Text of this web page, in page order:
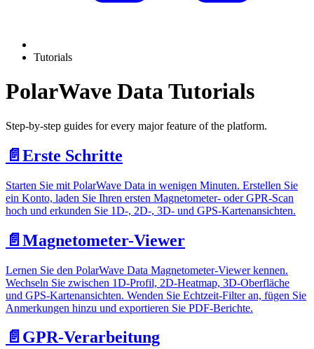
Tutorials
PolarWave Data Tutorials
Step-by-step guides for every major feature of the platform.
📄️ Erste Schritte
Starten Sie mit PolarWave Data in wenigen Minuten. Erstellen Sie
ein Konto, laden Sie Ihren ersten Magnetometer- oder GPR-Scan
hoch und erkunden Sie 1D-, 2D-, 3D- und GPS-Kartenansichten.
📄️ Magnetometer-Viewer
Lernen Sie den PolarWave Data Magnetometer-Viewer kennen.
Wechseln Sie zwischen 1D-Profil, 2D-Heatmap, 3D-Oberfläche
und GPS-Kartenansichten. Wenden Sie Echtzeit-Filter an, fügen Sie
Anmerkungen hinzu und exportieren Sie PDF-Berichte.
📄️ GPR-Verarbeitung